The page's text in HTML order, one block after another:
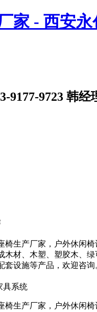
9177-9723 韩经
生产厂家，户外休闲
材、木塑、塑胶木、
设施等产品，欢迎咨询
具系统
生产厂家，户外休闲椅